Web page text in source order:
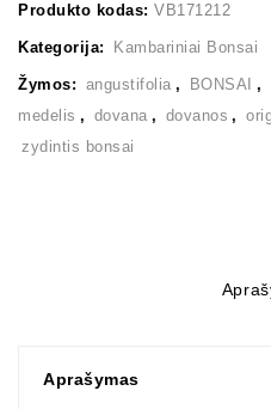
Produkto kodas: VB171212
Kategorija: Kambariniai Bonsai
Žymos: angustifolia , BONSAI ,
medelis , dovana , dovanos ,
zydintis bonsai
Aprašymas